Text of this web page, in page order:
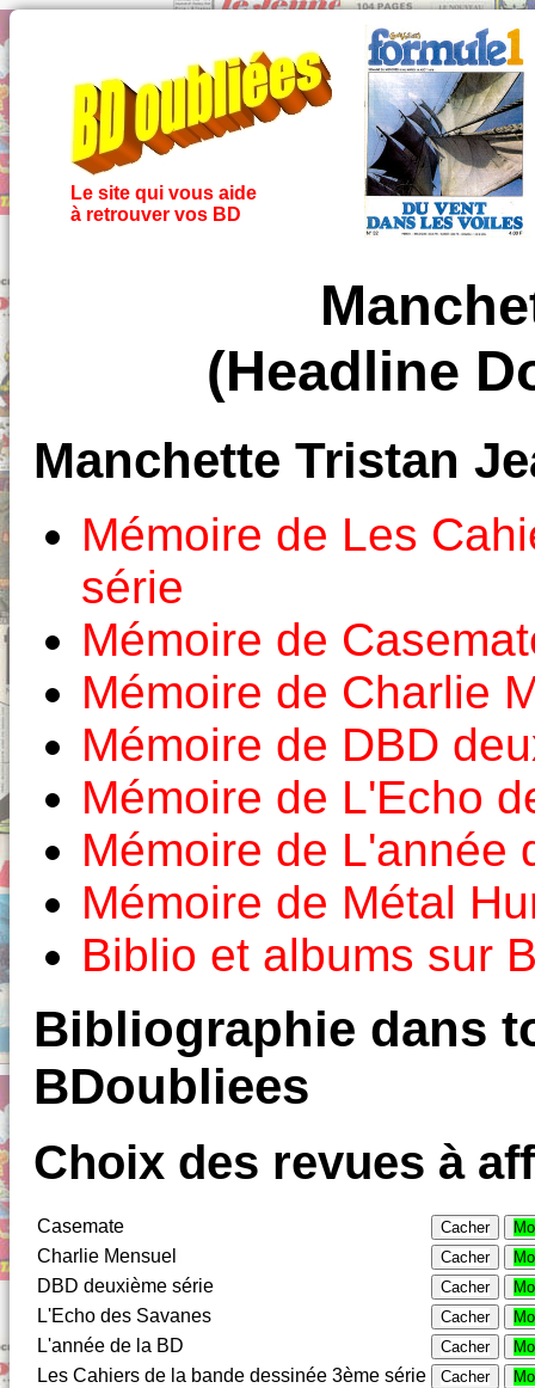
Le site qui vous aide
à retrouver vos BD
(Headline
Manchette Tristan
Mémoire de Les
série
Mémoire de
Mémoire de Charlie
Mémoire de DBD
Mémoire de L'Echo
Mémoire de L'année
Mémoire de Métal
Biblio et albums sur
Bibliographie dans
BDoubliees
Choix des revues à
Casemate Cacher
Charlie Mensuel Cacher
DBD deuxième série Cacher
L'Echo des Savanes Cacher
L'année de la BD Cacher
Les Cahiers de la bande dessinée 3ème série Cacher